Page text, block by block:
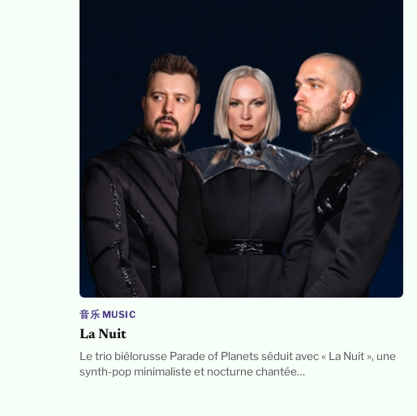
音乐 MUSIC
La Nuit
Le trio biélorusse Parade of Planets séduit avec « La Nuit », une
synth-pop minimaliste et nocturne chantée…